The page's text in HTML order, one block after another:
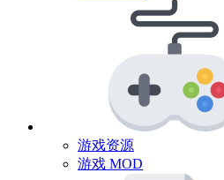
游戏资源
游戏 MOD